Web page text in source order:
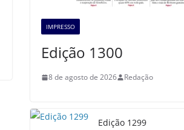
IMPRESSO
Edição 1300
8 de agosto de 2026 Redação
Edição 1299